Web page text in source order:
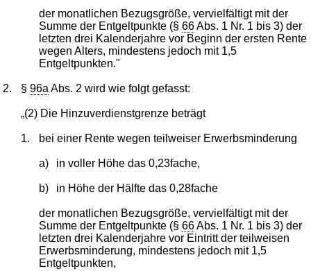
der monatlichen Bezugsgröße, vervielfältigt mit der
Summe der Entgeltpunkte (§ 66Abs. 1 Nr. 1 bis 3) der
letzten drei Kalenderjahre vor Beginn der ersten Rente
wegen Alters, mindestens jedoch mit 1,5
Entgeltpunkten."
2. §96a Abs. 2 wird wie folgt gefasst:
„(2) Die Hinzuverdienstgrenze beträgt
1. bei einer Rente wegen teilweiser Erwerbsminderung
a) in voller Höhe das 0,23fache,
b) in Höhe der Hälfte das 0,28fache
der monatlichen Bezugsgröße, vervielfältigt mit der
Summe der Entgeltpunkte (§ 66Abs. 1 Nr. 1 bis 3) der
letzten drei Kalenderjahre vor Eintritt der teilweisen
Erwerbsminderung, mindestens jedoch mit 1,5
Entgeltpunkten,